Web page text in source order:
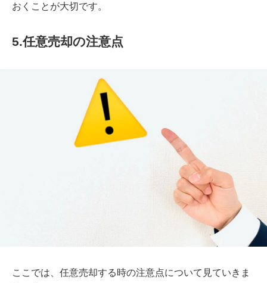
おくことが大切です。
5.任意売却の注意点
ここでは、任意売却する時の注意点について見ていきま